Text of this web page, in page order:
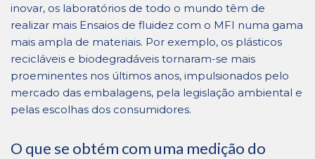
inovar, os laboratórios de todo o mundo têm de
realizar mais Ensaios de fluidez com o MFI numa gama
mais ampla de materiais. Por exemplo, os plásticos
recicláveis ​​e biodegradáveis ​​tornaram-se mais
proeminentes nos últimos anos, impulsionados pelo
mercado das embalagens, pela legislação ambiental e
pelas escolhas dos consumidores.
O que se obtém com uma medição do